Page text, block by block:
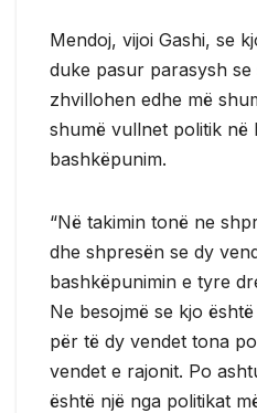
Mendoj, vijoi Gashi, se
duke pasur parasysh
zhvillohen edhe më
shumë vullnet politik në
bashkëpunim.
“Në takimin tonë ne
dhe shpresën se dy
bashkëpunimin e tyre
Ne besojmë se kjo
për të dy vendet tona
vendet e rajonit. Po
është një nga politikat